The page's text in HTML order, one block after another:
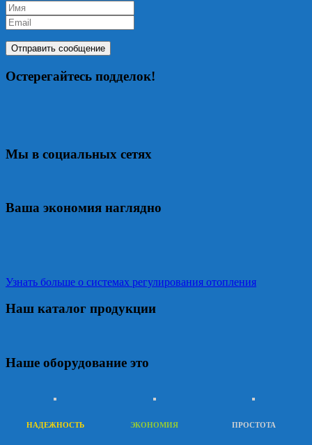
Остерегайтесь подделок!
Мы в социальных сетях
Ваша экономия наглядно
Узнать больше о системах регулирования отопления
Наш каталог продукции
Наше оборудование это
НАДЕЖНОСТЬ ЭКОНОМИЯ ПРОСТОТА